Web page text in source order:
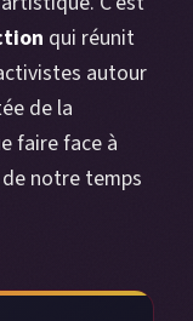
qui réunit
autour
de la
faire face à
de notre temps